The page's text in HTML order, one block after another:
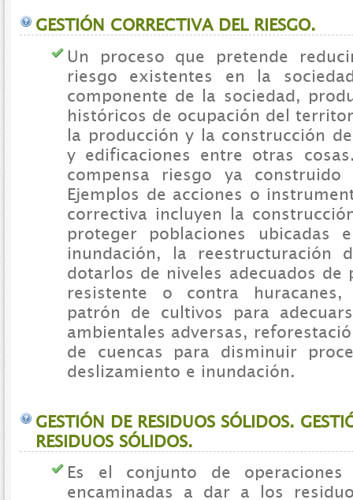
GESTIÓN CORRECTIVA DEL RIESGO.
Un proceso que pretende
riesgo existentes en la
componente de la sociedad,
históricos de ocupación del
la producción y la construcción
y edificaciones entre otras
compensa riesgo ya
Ejemplos de acciones o
correctiva incluyen la
proteger poblaciones ubicadas
inundación, la reestructuración
dotarlos de niveles adecuados de
resistente o contra
patrón de cultivos para
ambientales adversas,
de cuencas para disminuir
deslizamiento e inundación.
GESTIÓN DE RESIDUOS SÓLIDOS.
RESIDUOS SÓLIDOS.
Es el conjunto de operaciones
encaminadas a dar a los